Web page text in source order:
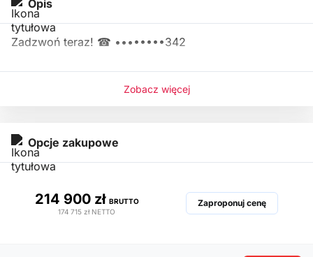
Opis
Zadzwoń teraz! ☎ ••••••••342
Zobacz więcej
Opcje zakupowe
214 900 zł BRUTTO
174 715 zł NETTO
Zaproponuj cenę